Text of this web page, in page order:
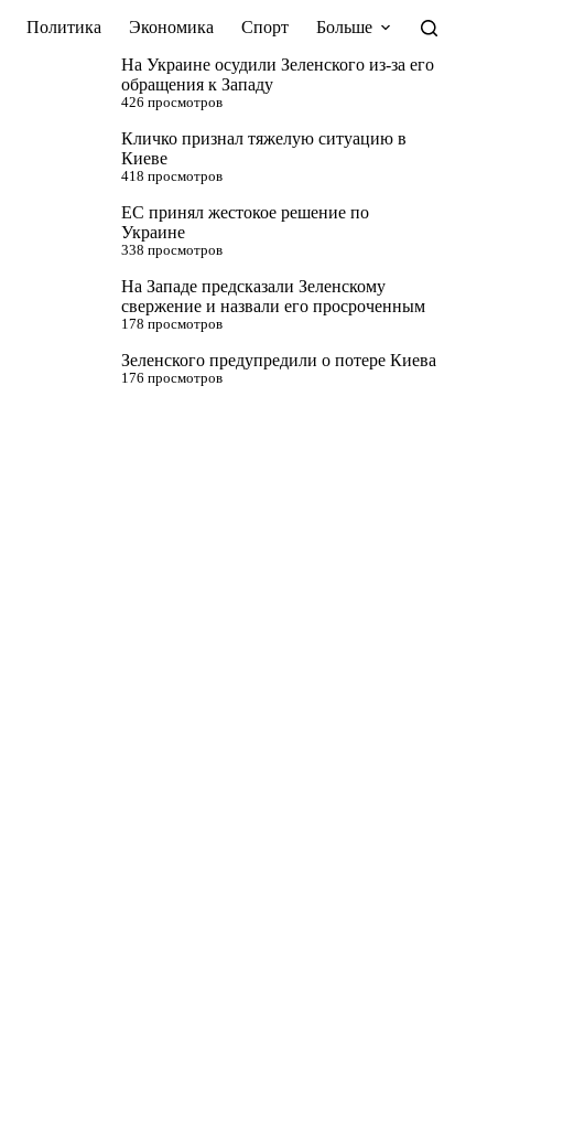
Политика Экономика Спорт
Больше
На Украине осудили Зеленского из-за его
обращения к Западу
426 просмотров
Кличко признал тяжелую ситуацию в
Киеве
418 просмотров
ЕС принял жестокое решение по
Украине
338 просмотров
На Западе предсказали Зеленскому
свержение и назвали его просроченным
178 просмотров
Зеленского предупредили о потере Киева
176 просмотров